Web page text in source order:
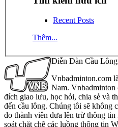
Recent Posts
Thêm...
Diễn Đàn Cầu
Vnbadminton.com
Nam. Vnbadminton
đích giao lưu, học hỏi, chia sẻ và
đến cầu lông. Chúng tôi sẽ không
do thành viên đưa lên trừ thông
soát chặt chẽ các luồng thông tin